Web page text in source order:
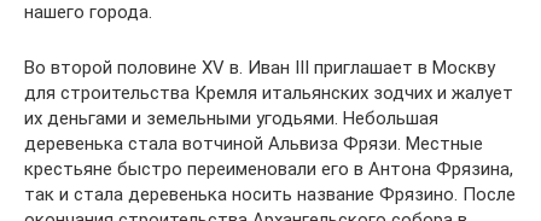
нашего города.
Во второй половине XV в. Иван III приглашает в Москву
для строительства Кремля итальянских зодчих и жалует
их деньгами и земельными угодьями. Небольшая
деревенька стала вотчиной Альвиза Фрязи. Местные
крестьяне быстро переименовали его в Антона Фрязина,
так и стала деревенька носить название Фрязино. После